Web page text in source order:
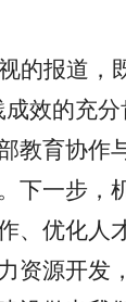
的报道，
成效的充
教育协作
下一步，
、优化人
资源开发